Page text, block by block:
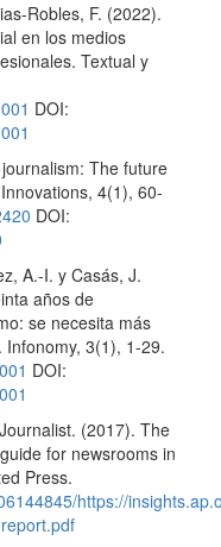
Robles, F. (2022).
en los medios
Textual y
DOI:
The future
4(1), 60-
DOI:
A.-I. y Casás, J.
años de
se necesita más
3(1), 1-29.
DOI:
(2017). The
for newsrooms in
Press.
https://